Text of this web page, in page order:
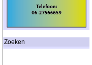
Zoeken